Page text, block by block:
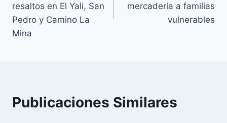
resaltos en El Yali, San
Pedro y Camino La
Mina
mercadería a familias
vulnerables
Publicaciones Similares